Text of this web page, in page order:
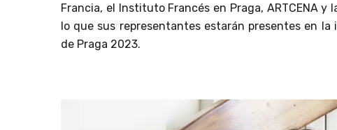
Francia, el Instituto Francés en Praga, ARTCENA y
lo que sus representantes estarán presentes en
de Praga 2023.